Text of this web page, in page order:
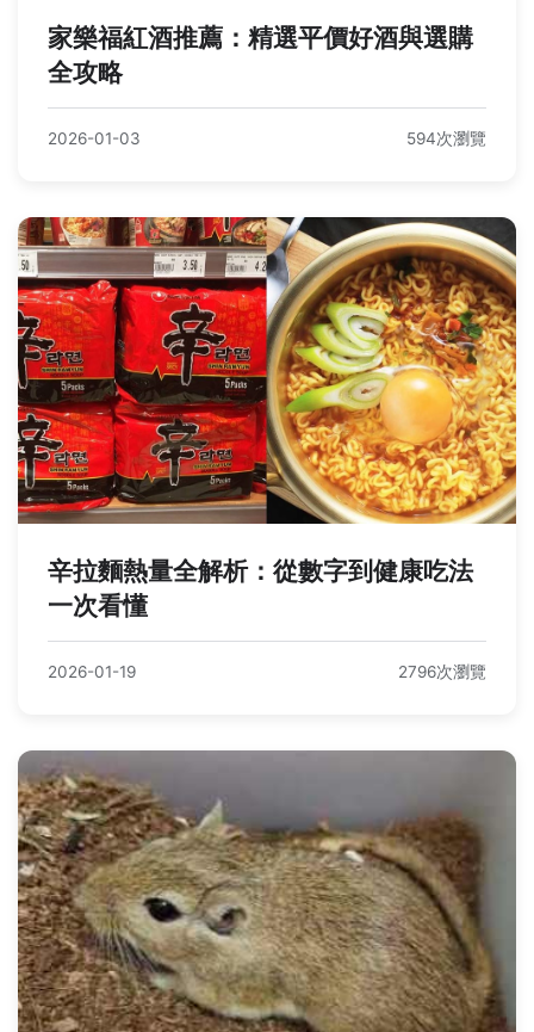
家樂福紅酒推薦：精選平價好酒與選購
全攻略
2026-01-03 594次瀏覽
辛拉麵熱量全解析：從數字到健康吃法
一次看懂
2026-01-19 2796次瀏覽